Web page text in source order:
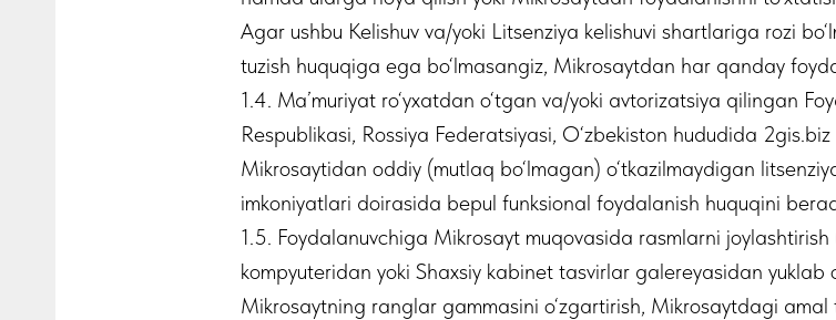
Agar ushbu Kelishuv va/yoki Litsenziya kelishuvi shartlariga rozi
tuzish huquqiga ega bo‘lmasangiz, Mikrosaytdan har qanday
1.4. Ma’muriyat ro‘yxatdan o‘tgan va/yoki avtorizatsiya qilingan
Respublikasi, Rossiya Federatsiyasi, O‘zbekiston hududida
Mikrosaytidan oddiy (mutlaq bo‘lmagan) o‘tkazilmaydigan
imkoniyatlari doirasida bepul funksional foydalanish huquqini
1.5. Foydalanuvchiga Mikrosayt muqovasida rasmlarni
kompyuteridan yoki Shaxsiy kabinet tasvirlar galereyasidan yuklab
Mikrosaytning ranglar gammasini o‘zgartirish, Mikrosaytdagi